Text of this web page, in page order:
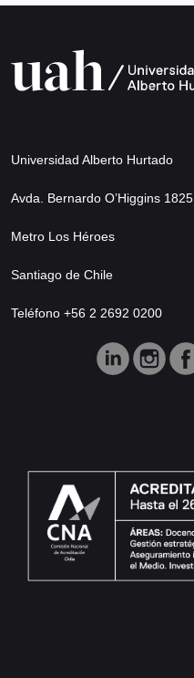
Universidad Alberto Hurtado
Avda. Bernardo O’Higgins 1825
Metro Los Héroes
Santiago de Chile
Teléfono +56 2 2692 0200